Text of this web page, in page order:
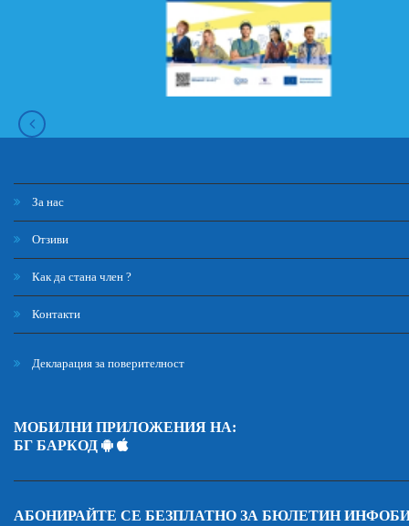
За нас
Отзиви
Как да стана член ?
Контакти
Декларация за поверителност
МОБИЛНИ ПРИЛОЖЕНИЯ НА:
БГ БАРКОД
АБОНИРАЙТЕ СЕ БЕЗПЛАТНО ЗА БЮЛЕТИН